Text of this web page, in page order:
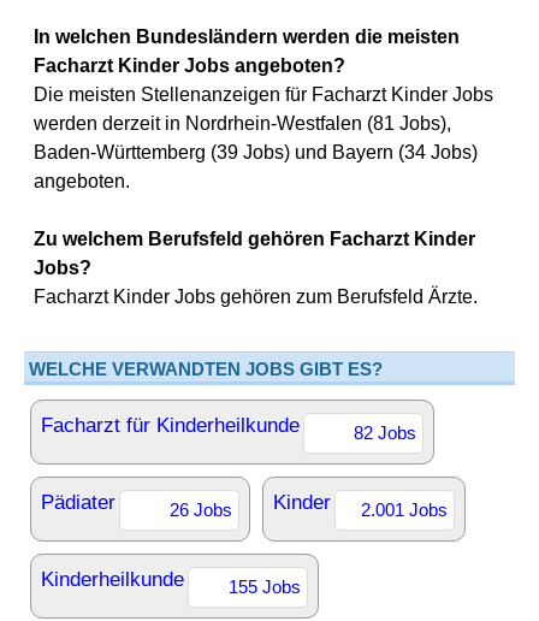
In welchen Bundesländern werden die meisten
Facharzt Kinder Jobs angeboten?
Die meisten Stellenanzeigen für Facharzt Kinder Jobs
werden derzeit in Nordrhein-Westfalen (81 Jobs),
Baden-Württemberg (39 Jobs) und Bayern (34 Jobs)
angeboten.
Zu welchem Berufsfeld gehören Facharzt Kinder
Jobs?
Facharzt Kinder Jobs gehören zum Berufsfeld Ärzte.
WELCHE VERWANDTEN JOBS GIBT ES?
Facharzt für Kinderheilkunde 82 Jobs
Pädiater 26 Jobs Kinder 2.001 Jobs
Kinderheilkunde 155 Jobs